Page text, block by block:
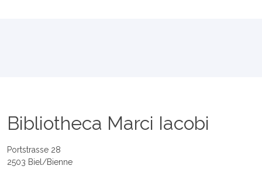
Bibliotheca Marci Iacobi
Portstrasse 28
2503 Biel/Bienne